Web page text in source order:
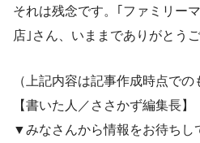
それは残念です。｢ファミリー
店｣さん、いままでありがとう
（上記内容は記事作成時点での
【書いた人／ささかず編集長】
▼みなさんから情報をお待ちし